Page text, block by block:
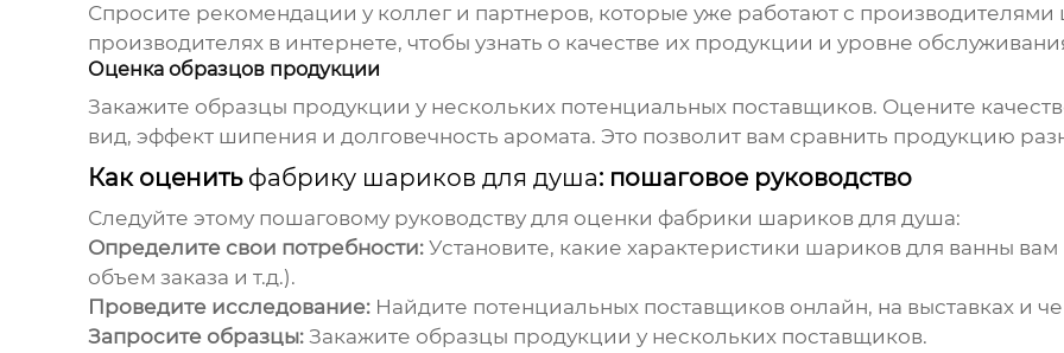
Спросите рекомендации у коллег и партнеров, которые уже работают с производителями
производителях в интернете, чтобы узнать о качестве их продукции и уровне
Оценка образцов продукции
Закажите образцы продукции у нескольких потенциальных поставщиков. Оцените
вид, эффект шипения и долговечность аромата. Это позволит вам сравнить продукцию
Как оценить фабрику шариков для душа: пошаговое руководство
Следуйте этому пошаговому руководству для оценки фабрики шариков для душа:
Определите свои потребности:Установите, какие характеристики шариков для ванны
объем заказа и т.д.).
Проведите исследование:Найдите потенциальных поставщиков онлайн, на выставках и
Запросите образцы:Закажите образцы продукции у нескольких поставщиков.